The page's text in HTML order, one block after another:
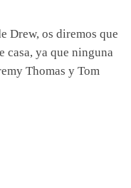
Drew, os diremos que
casa, ya que ninguna
Thomas y Tom